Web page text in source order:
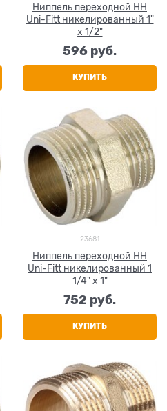
Ниппель переходной НН
Uni-Fitt никелированный 1"
x 1/2"
596 руб.
КУПИТЬ
23681
Ниппель переходной НН
Uni-Fitt никелированный 1
1/4" x 1"
752 руб.
КУПИТЬ